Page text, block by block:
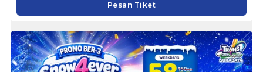
Pesan Tiket